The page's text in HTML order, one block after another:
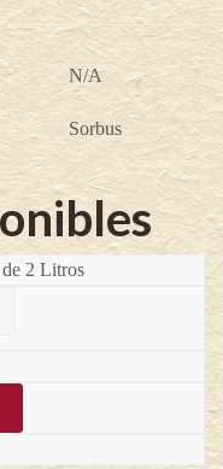
N/A
Sorbus
2 Litros